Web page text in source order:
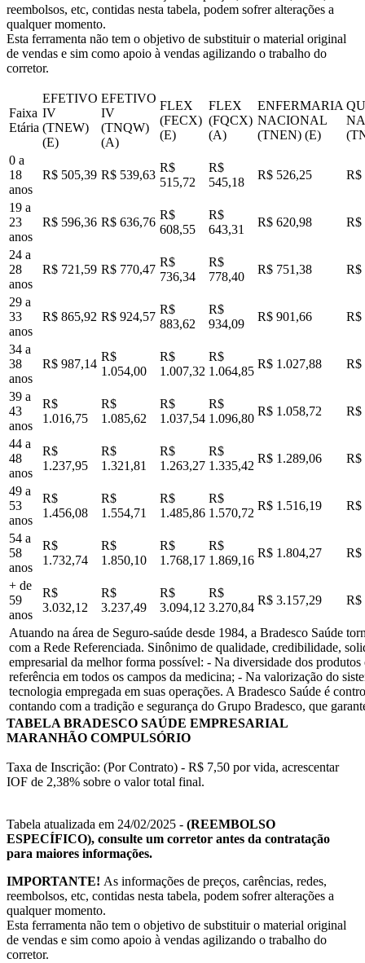
reembolsos, etc, contidas nesta tabela, podem sofrer alterações a
qualquer momento.
Esta ferramenta não tem o objetivo de substituir o material original
de vendas e sim como apoio à vendas agilizando o trabalho do
corretor.
Faixa
Etária
EFETIVO
IV
(TNEW)
(E)
EFETIVO
IV
(TNQW)
(A)
FLEX
(FECX)
(E)
FLEX
(FQCX)
(A)
ENFERMARIA
NACIONAL
(TNEN) (E)
0 a
18
anos
R$ 505,39 R$ 539,63
R$
515,72
R$
545,18
R$ 526,25 R$
19 a
23
anos
R$ 596,36 R$ 636,76
R$
608,55
R$
643,31
R$ 620,98 R$
24 a
28
anos
R$ 721,59 R$ 770,47
R$
736,34
R$
778,40
R$ 751,38 R$
29 a
33
anos
R$ 865,92 R$ 924,57
R$
883,62
R$
934,09
R$ 901,66 R$
34 a
38
anos
R$ 987,14
R$
1.054,00
R$
1.007,32
R$
1.064,85
R$ 1.027,88 R$
39 a
43
anos
R$
1.016,75
R$
1.085,62
R$
1.037,54
R$
1.096,80
R$ 1.058,72 R$
44 a
48
anos
R$
1.237,95
R$
1.321,81
R$
1.263,27
R$
1.335,42
R$ 1.289,06 R$
49 a
53
anos
R$
1.456,08
R$
1.554,71
R$
1.485,86
R$
1.570,72
R$ 1.516,19 R$
54 a
58
anos
R$
1.732,74
R$
1.850,10
R$
1.768,17
R$
1.869,16
R$ 1.804,27 R$
+ de
59
anos
R$
3.032,12
R$
3.237,49
R$
3.094,12
R$
3.270,84
R$ 3.157,29 R$
Atuando na área de Seguro-saúde desde 1984, a Bradesco Saúde
com a Rede Referenciada. Sinônimo de qualidade, credibilidade,
empresarial da melhor forma possível: - Na diversidade dos
referência em todos os campos da medicina; - Na valorização do
tecnologia empregada em suas operações. A Bradesco Saúde é
contando com a tradição e segurança do Grupo Bradesco, que
TABELA BRADESCO SAÚDE EMPRESARIAL
MARANHÃO COMPULSÓRIO
Taxa de Inscrição: (Por Contrato) - R$ 7,50 por vida, acrescentar
IOF de 2,38% sobre o valor total final.
Tabela atualizada em 24/02/2025 - (REEMBOLSO
ESPECÍFICO), consulte um corretor antes da contratação
para maiores informações.
IMPORTANTE! As informações de preços, carências, redes,
reembolsos, etc, contidas nesta tabela, podem sofrer alterações a
qualquer momento.
Esta ferramenta não tem o objetivo de substituir o material original
de vendas e sim como apoio à vendas agilizando o trabalho do
corretor.